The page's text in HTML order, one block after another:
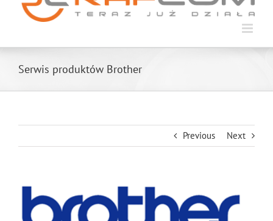
Serwis produktów Brother
Previous Next